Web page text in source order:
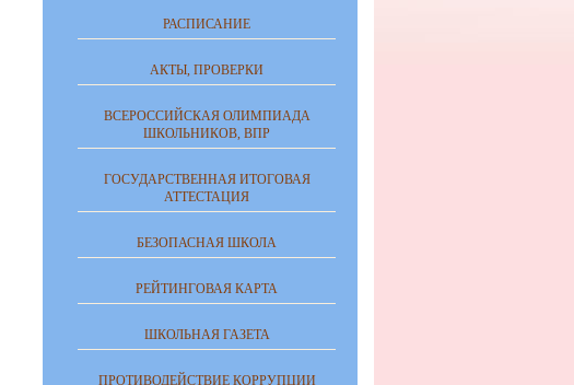
РАСПИСАНИЕ
АКТЫ, ПРОВЕРКИ
ВСЕРОССИЙСКАЯ ОЛИМПИАДА
ШКОЛЬНИКОВ, ВПР
ГОСУДАРСТВЕННАЯ ИТОГОВАЯ
АТТЕСТАЦИЯ
БЕЗОПАСНАЯ ШКОЛА
РЕЙТИНГОВАЯ КАРТА
ШКОЛЬНАЯ ГАЗЕТА
ПРОТИВОДЕЙСТВИЕ КОРРУПЦИИ